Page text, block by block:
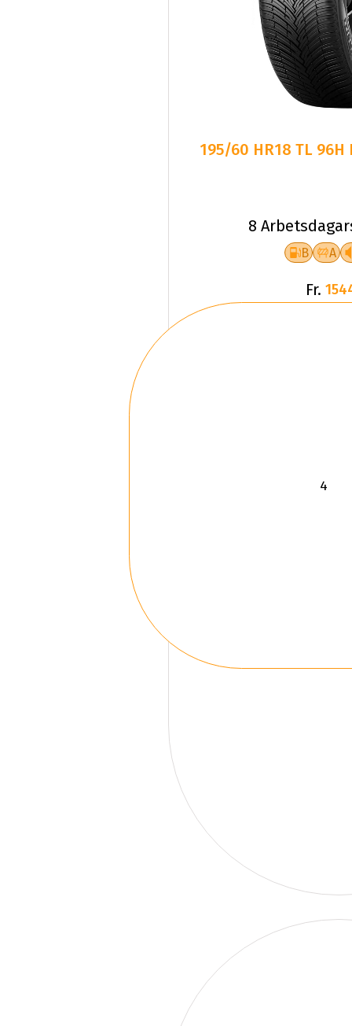
195/60 HR18 TL 96H
8
B A
Fr.